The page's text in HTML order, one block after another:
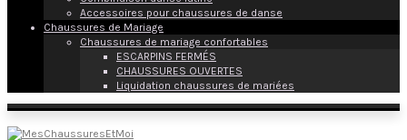
Accessoires pour chaussures de danse
Chaussures de Mariage
Chaussures de mariage confortables
ESCARPINS FERMÉS
CHAUSSURES OUVERTES
Liquidation chaussures de mariées